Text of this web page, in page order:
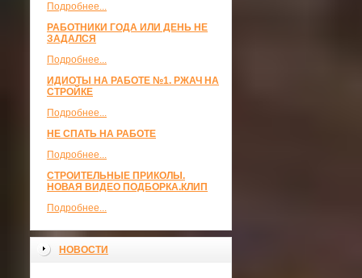
Подробнее...
РАБОТНИКИ ГОДА ИЛИ ДЕНЬ НЕ
ЗАДАЛСЯ
Подробнее...
ИДИОТЫ НА РАБОТЕ №1. РЖАЧ НА
СТРОЙКЕ
Подробнее...
НЕ СПАТЬ НА РАБОТЕ
Подробнее...
СТРОИТЕЛЬНЫЕ ПРИКОЛЫ.
НОВАЯ ВИДЕО ПОДБОРКА.КЛИП
Подробнее...
НОВОСТИ